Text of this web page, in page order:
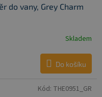
do vany, Grey Charm
Skladem
Do košíku
Kód: THE0951_GR